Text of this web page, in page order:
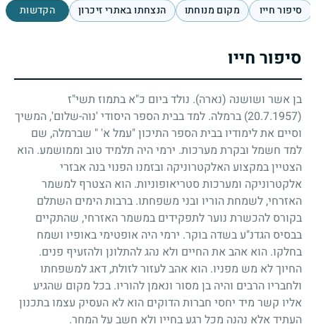
סיפור חייו מקום מנוחתו הנצחתו באתרי זיכרון הקדשות
סיפור חייו
בן אשר ושושנה (נארה). נולד ביום כ"א בתמוז תשי"ז
(20.7.1957)
ברמלה. למד בבית הספר היסודי 'נוה-שלום', המשיך
וסיים את לימודיו בבית הספר התיכון "עמל א' " שברמלה, שם
למד חשמל ובקרת מערכות. ירמי היה תלמיד טוב וממושמע. הוא
הצטיין במקצוע האלקטרוניקה ובזמנו הפנוי בנה אבזרי
אלקטרוניקה ומערכות סטריאופוניות. הוא הצטרף למשמר
האזרחי, לשמחת הוריו ובני משפחתו. ברבות הימים השתלם
בקורס להכשרת נוער לתפקידים במשמר האזרחי, שהתקיים
בבסיס הגדנ"ע בשדה בוקר. ירמי היה אופטימי באופיו ושמח
בחלקו. הוא אהב את החיים ולא נהג להתלונן ולהזעיף פנים.
החיוך לא מש מפניו. הוא אהב לעזור לזולת, דאג למשפחתו
ולחבריו הרבים והיה בן מסור ונאמן להוריו. בכל מקום שהגיע
אליו קשר מיד יחסי חברות הדוקים הוא לא העסיק עצמו בתכנון
העתיד אלא נהנה מכל רגע בחייו ולא חשב על המחר.